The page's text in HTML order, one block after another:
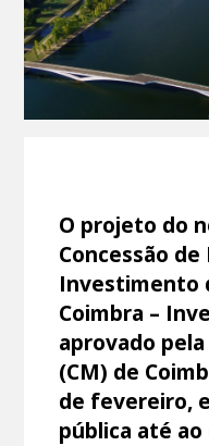
O projeto do
Concessão
Investimento
Coimbra –
aprovado
(CM) de
de fevereiro,
pública até ao